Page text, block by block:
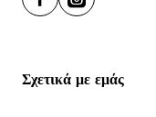
Σχετικά με εμάς